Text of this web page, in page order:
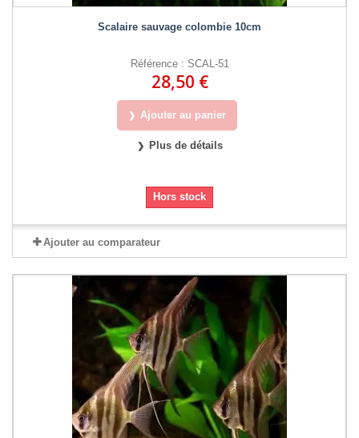
Scalaire sauvage colombie 10cm
Référence : SCAL-51
28,50 €
Ajouter au panier
Plus de détails
Hors stock
Ajouter au comparateur